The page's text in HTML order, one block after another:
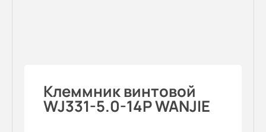
Клеммник винтовой
WJ331-5.0-14P WANJIE